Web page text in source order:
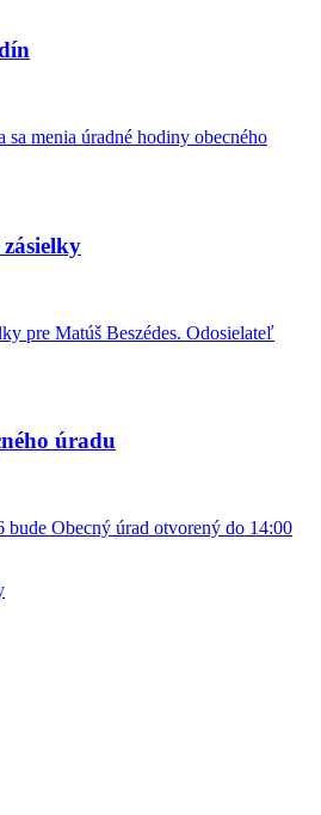
sa menia úradné hodiny obecného
pre Matúš Beszédes. Odosielateľ
úradu
Obecný úrad otvorený do 14:00